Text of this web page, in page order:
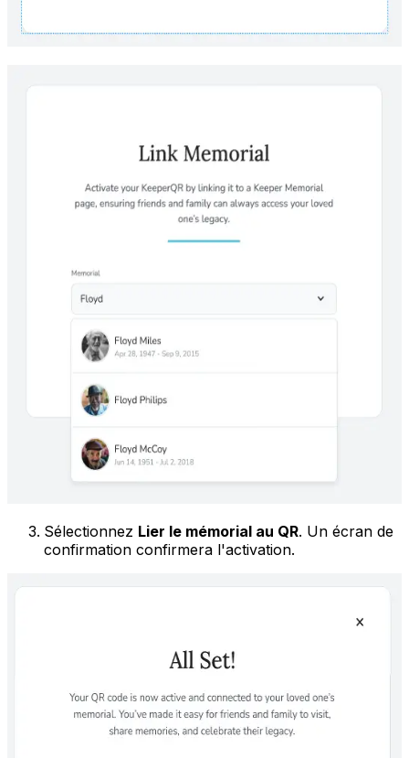
Sélectionnez Lier le mémorial au QR. Un écran de
confirmation confirmera l'activation.